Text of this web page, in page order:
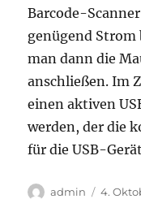
Barcode-
genügend
man dann die
anschließen. Im
einen aktiven
werden, der die
für die USB-
Autor
admin 4.